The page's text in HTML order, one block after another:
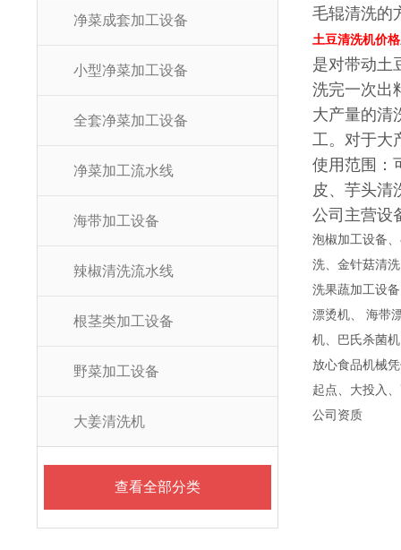
净菜成套加工设备
小型净菜加工设备
全套净菜加工设备
净菜加工流水线
海带加工设备
辣椒清洗流水线
根茎类加工设备
野菜加工设备
大姜清洗机
查看全部分类
毛辊清洗的
土豆清洗机价格
是对带动土
洗完一次出
大产量的清
工。对于大
使用范围：
皮、芋头清
公司主营设
泡椒加工设备
洗、金针菇清
洗果蔬加工设
漂烫机、 海带
机、巴氏杀菌
放心食品机械
起点、大投入
公司资质